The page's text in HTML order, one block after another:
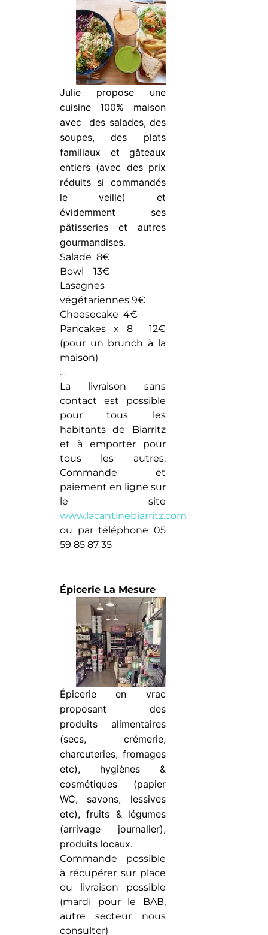
Julie propose une
cuisine 100% maison
avec des salades, des
soupes, des plats
familiaux et gâteaux
entiers (avec des prix
réduits si commandés
le veille) et
évidemment ses
pâtisseries et autres
gourmandises.
Salade 8€
Bowl 13€
Lasagnes
végétariennes 9€
Cheesecake 4€
Pancakes x 8 12€
(pour un brunch à la
maison)
…
La livraison sans
contact est possible
pour tous les
habitants de Biarritz
et à emporter pour
tous les autres.
Commande et
paiement en ligne sur
le site
www.lacantinebiarritz.com
ou par téléphone 05
59 85 87 35
Épicerie La Mesure
Épicerie en vrac
proposant des
produits alimentaires
(secs, crémerie,
charcuteries, fromages
etc), hygiènes &
cosmétiques (papier
WC, savons, lessives
etc), fruits & légumes
(arrivage journalier),
produits locaux.
Commande possible
à récupérer sur place
ou livraison possible
(mardi pour le BAB,
autre secteur nous
consulter)